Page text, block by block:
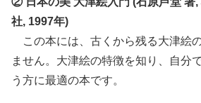
社, 1997年)
この本には、古くから残る大津絵
ません。大津絵の特徴を知り、自分
う方に最適の本です。